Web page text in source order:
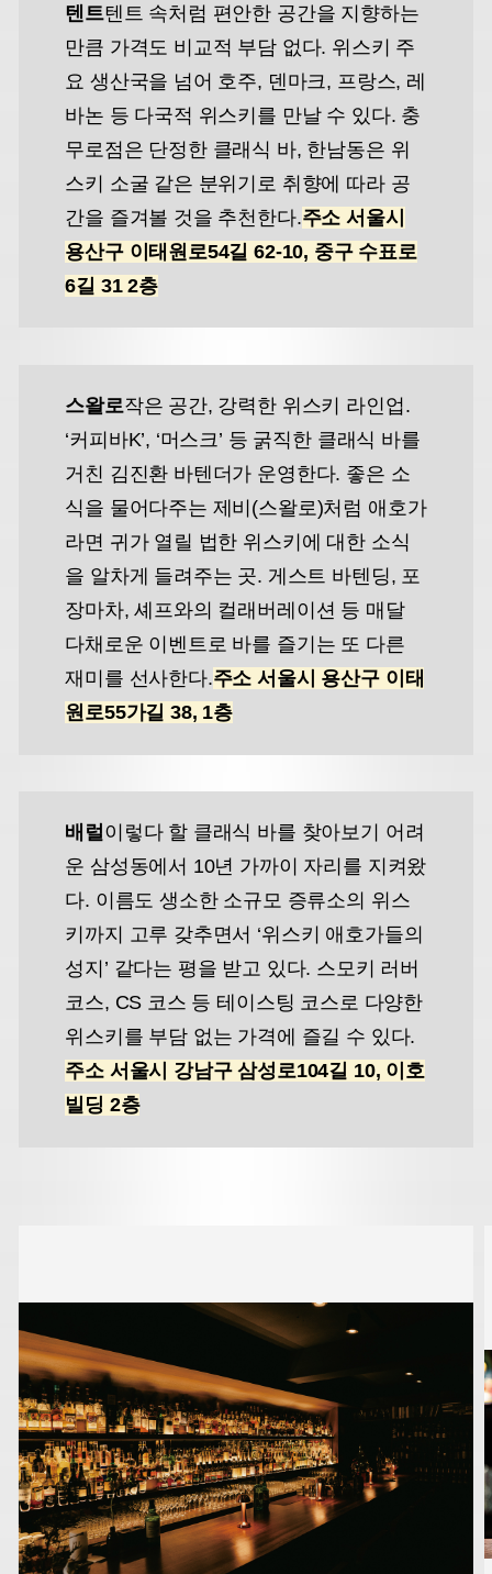
텐트텐트 속처럼 편안한 공간을 지향하는
만큼 가격도 비교적 부담 없다. 위스키 주
요 생산국을 넘어 호주, 덴마크, 프랑스, 레
바논 등 다국적 위스키를 만날 수 있다. 충
무로점은 단정한 클래식 바, 한남동은 위
스키 소굴 같은 분위기로 취향에 따라 공
간을 즐겨볼 것을 추천한다.주소 서울시
용산구 이태원로54길 62-10, 중구 수표로
6길 31 2층
스왈로작은 공간, 강력한 위스키 라인업.
‘커피바K’, ‘머스크’ 등 굵직한 클래식 바를
거친 김진환 바텐더가 운영한다. 좋은 소
식을 물어다주는 제비(스왈로)처럼 애호가
라면 귀가 열릴 법한 위스키에 대한 소식
을 알차게 들려주는 곳. 게스트 바텐딩, 포
장마차, 셰프와의 컬래버레이션 등 매달
다채로운 이벤트로 바를 즐기는 또 다른
재미를 선사한다.주소 서울시 용산구 이태
원로55가길 38, 1층
배럴이렇다 할 클래식 바를 찾아보기 어려
운 삼성동에서 10년 가까이 자리를 지켜왔
다. 이름도 생소한 소규모 증류소의 위스
키까지 고루 갖추면서 ‘위스키 애호가들의
성지’ 같다는 평을 받고 있다. 스모키 러버
코스, CS 코스 등 테이스팅 코스로 다양한
위스키를 부담 없는 가격에 즐길 수 있다.
주소 서울시 강남구 삼성로104길 10, 이호
빌딩 2층